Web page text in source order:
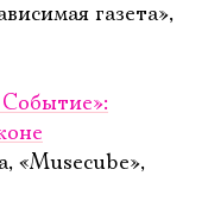
газета»,
«Musecube»,